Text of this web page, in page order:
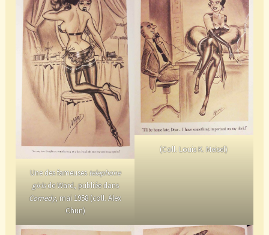
Une des fameusestelephone
girlsde Ward, publiée dans
Comedy, mai 1958 (coll. Alex
Chun)
(Coll. Louis K. Meisel)